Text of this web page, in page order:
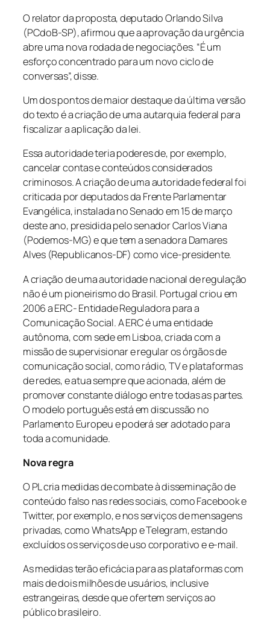
O relator da proposta, deputado Orlando Silva
(PCdoB-SP), afirmou que a aprovação da urgência
abre uma nova rodada de negociações. “É um
esforço concentrado para um novo ciclo de
conversas”, disse.
Um dos pontos de maior destaque da última versão
do texto é a criação de uma autarquia federal para
fiscalizar a aplicação da lei.
Essa autoridade teria poderes de, por exemplo,
cancelar contas e conteúdos considerados
criminosos. A criação de uma autoridade federal foi
criticada por deputados da Frente Parlamentar
Evangélica, instalada no Senado em 15 de março
deste ano, presidida pelo senador Carlos Viana
(Podemos-MG) e que tem a senadora Damares
Alves (Republicanos-DF) como vice-presidente.
A criação de uma autoridade nacional de regulação
não é um pioneirismo do Brasil. Portugal criou em
2006 a ERC- Entidade Reguladora para a
Comunicação Social. A ERC é uma entidade
autônoma, com sede em Lisboa, criada com a
missão de supervisionar e regular os órgãos de
comunicação social, como rádio, TV e plataformas
de redes, e atua sempre que acionada, além de
promover constante diálogo entre todas as partes.
O modelo português está em discussão no
Parlamento Europeu e poderá ser adotado para
toda a comunidade.
Nova regra
O PL cria medidas de combate à disseminação de
conteúdo falso nas redes sociais, como Facebook e
Twitter, por exemplo, e nos serviços de mensagens
privadas, como WhatsApp e Telegram, estando
excluídos os serviços de uso corporativo e e-mail.
As medidas terão eficácia para as plataformas com
mais de dois milhões de usuários, inclusive
estrangeiras, desde que ofertem serviços ao
público brasileiro.